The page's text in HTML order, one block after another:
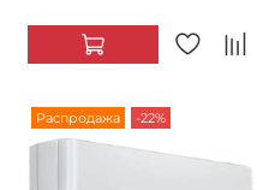
Распродажа -22%